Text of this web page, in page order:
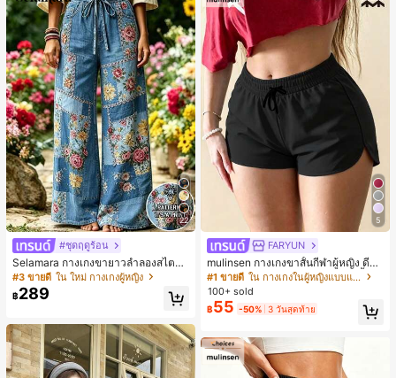
22
#ชุดฤดูร้อน
Selamara กางเกงขายาวลำลองสไตล์โ
บฮีเมียนสำหรับพักผ่อน สีกากี ผิวสัมผัส
มีเท็กซ์เจอร์ เอวสูงทรงหลวม เอวยางยืด
พร้อมเชือกรูด ทรงขาตรงทิ้งตัว ขากว้า
ดินทาง
#3 ขายดี ใน ใหม่ กางเกงผู้หญิง
฿289
5
FARYUN
mulinsen กางเกงขาสั้นกีฬาผู้หญิง ดีไซ
น์ปลายเปิด เอวยืดหยุ่น กางเกงขาสั้น
ลำลองกีฬาฤดูร้อน ความยาว 3/4
#1 ขายดี
ใน กางเกงในผู้หญิงแบบแอคทีฟ
100+ sold
฿55 -50% 3 วันสุดท้าย